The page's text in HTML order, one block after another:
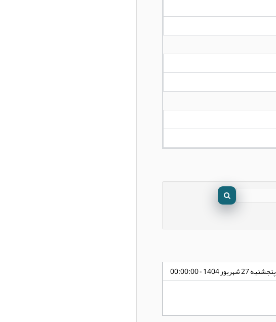
پنجشنبه 27 شهریور 1404 - 00:00:00